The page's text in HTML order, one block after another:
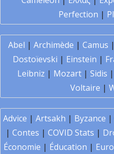
Perfection | PI
Abel | Archimède | Camus |
Dostoïevski | Einstein |
Leibniz | Mozart | Sidis |
Voltaire |
Advice | Artsakh | Byzance |
| Contes | COVID Stats |
Économie | Éducation |